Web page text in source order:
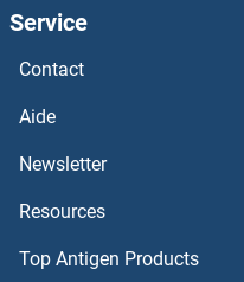
KCNG1 Anticorps
KCNE4 Anticorps
Kcne3 Anticorps
KCNE2 Anticorps
Service
Contact
Aide
Newsletter
Resources
Top Antigen Products